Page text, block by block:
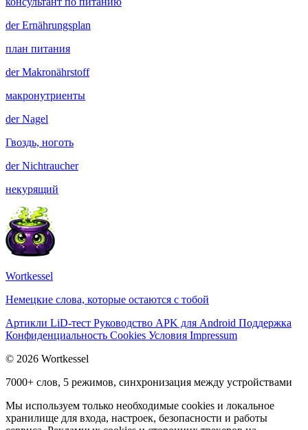
derErnährungsplan
план питания
derMakronährstoff
макронутриенты
derNagel
Гвоздь, ноготь
derNichtraucher
некурящий
Wortkessel
Немецкие слова, которые остаются с тобой
Артикли LiD-тест Руководство APK для Android Поддержка
Конфиденциальность Cookies Условия Impressum
© 2026 Wortkessel
7000+ слов, 5 режимов, синхронизация между устройствами
Мы используем только необходимые cookies и локальное
хранилище для входа, настроек, безопасности и работы